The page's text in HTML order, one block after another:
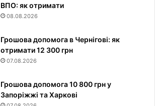
ВПО: як отримати
08.08.2026
Грошова допомога в Чернігові: як
отримати 12 300 грн
07.08.2026
Грошова допомога 10 800 грн у
Запоріжжі та Харкові